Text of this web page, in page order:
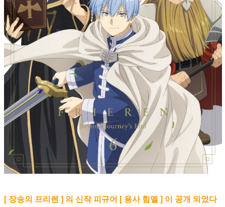
[ 장송의 프리렌 ] 의 신작 피규어 [ 용사 힘멜 ] 이 공개 되었다